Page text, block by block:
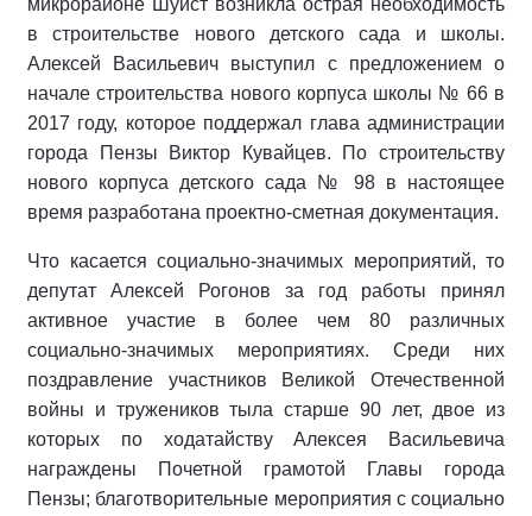
в строительстве нового детского сада и школы.
Алексей Васильевич выступил с предложением о
начале строительства нового корпуса школы № 66 в
2017 году, которое поддержал глава администрации
города Пензы Виктор Кувайцев. По строительству
нового корпуса детского сада № 98 в настоящее
время разработана проектно-сметная документация.
Что касается социально-значимых мероприятий, то
депутат Алексей Рогонов за год работы принял
активное участие в более чем 80 различных
социально-значимых мероприятиях. Среди них
поздравление участников Великой Отечественной
войны и тружеников тыла старше 90 лет, двое из
которых по ходатайству Алексея Васильевича
награждены Почетной грамотой Главы города
Пензы; благотворительные мероприятия с социально